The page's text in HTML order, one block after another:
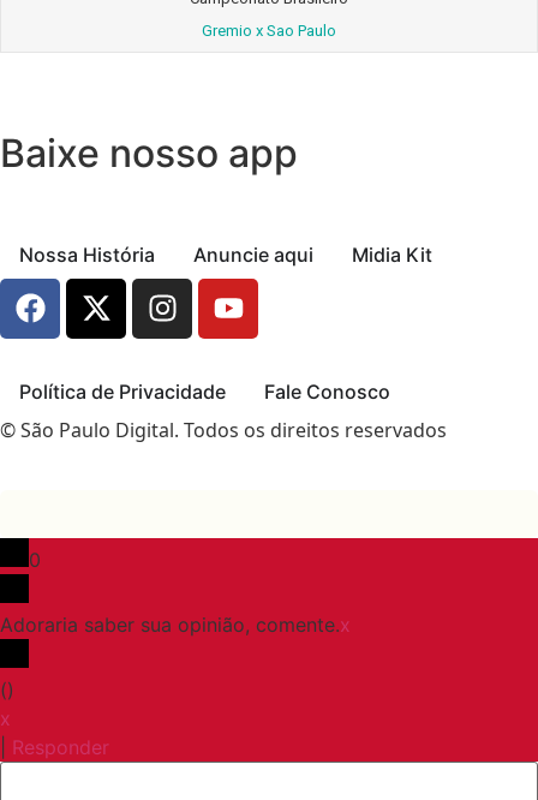
Gremio x Sao Paulo
Baixe nosso app
Nossa História Anuncie aqui Midia Kit
Política de Privacidade Fale Conosco
© São Paulo Digital. Todos os direitos reservados
0
Adoraria saber sua opinião, comente.x
()
x
Responder